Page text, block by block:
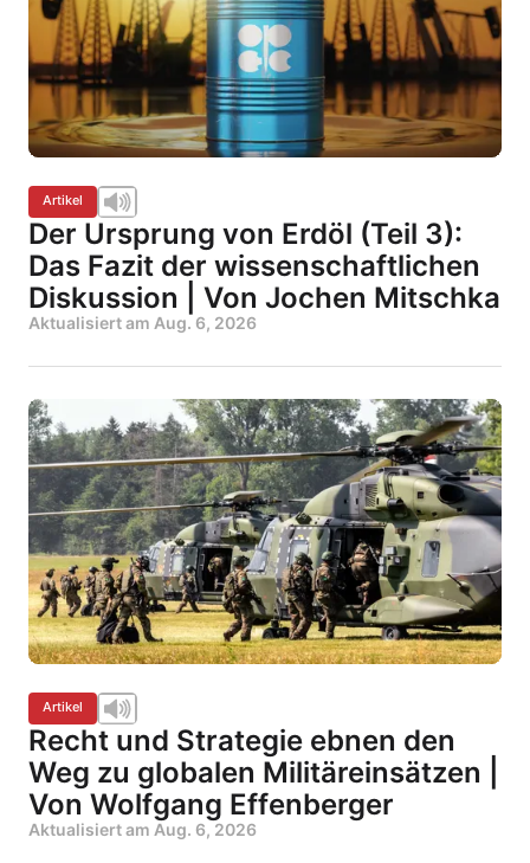
Artikel
Der Ursprung von Erdöl (Teil 3):
Das Fazit der wissenschaftlichen
Diskussion | Von Jochen Mitschka
Aktualisiert am Aug. 6, 2026
Artikel
Recht und Strategie ebnen den
Weg zu globalen Militäreinsätzen |
Von Wolfgang Effenberger
Aktualisiert am Aug. 6, 2026